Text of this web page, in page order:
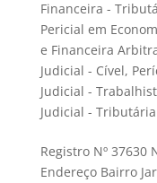
Financeira -
Pericial em
e Financeira
Judicial - Cível,
Judicial -
Judicial -
Registro Nº 37630
Endereço Bairro